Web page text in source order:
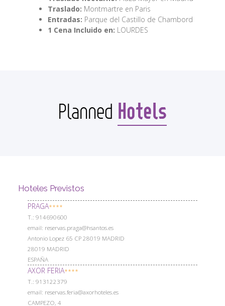
Traslado: Montmartre en Paris
Entradas: Parque del Castillo de Chambord
1 Cena Incluido en: LOURDES
Planned Hotels
Hoteles Previstos
PRAGA****
Т.: 914690600
email: reservas.praga@hsantos.es
Antonio Lopez 65 CP 28019 MADRID
28019 MADRID
ESPAÑA
AXOR FERIA****
Т.: 913122379
email: reservas.feria@axorhoteles.es
CAMPEZO, 4